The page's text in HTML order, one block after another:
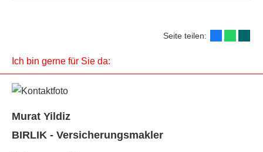
Seite teilen:
Ich bin gerne für Sie da:
Murat Yildiz
BIRLIK - Ver­sicherungs­makler